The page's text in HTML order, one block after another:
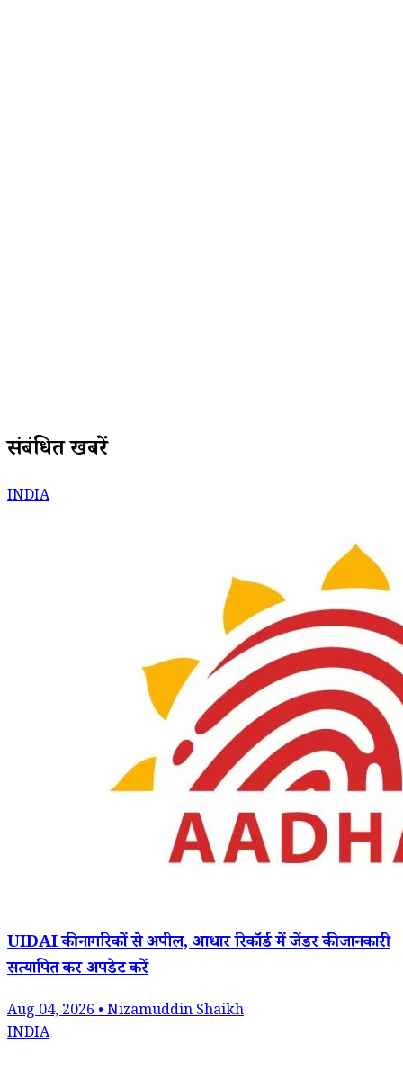
संबंधित खबरें
INDIA
UIDAI की नागरिकों से अपील, आधार रिकॉर्ड में जेंडर की जानकारी
सत्यापित कर अपडेट करें
Aug 04, 2026 • Nizamuddin Shaikh
INDIA